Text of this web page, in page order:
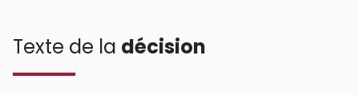
Texte de la décision